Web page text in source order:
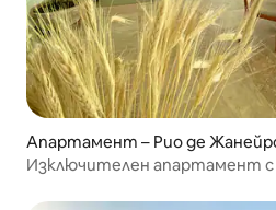
Апартамент – Рио де
Изключителен апартамент с